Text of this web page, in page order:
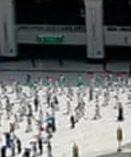
KERABAT SENDIRI